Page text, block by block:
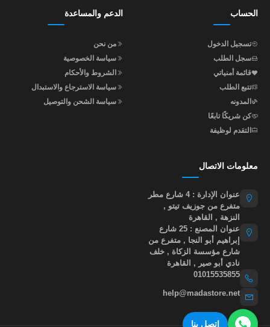
اتصل بنا
الحساب
تسجيل الدخول
سجل الطلب
قائمة أمنياتي
تتبع الطلب
المدونه
كن شريكًا تابعًا
التقدم لوظيفة
الدعم والمساعدة
من نحن
سياسة الخصوصية
الشروط والأحكام
سياسة الاسترجاع والاستبدال
سياسة الشحن والتوصيل
معلومات الاتصال
عنوان الإدارة : 4 شارع مطر
متفرع من جوزيف تيتو ,
النزهة , القاهرة
عنوان المصنع : 25 شارع
إبراهيم أبو النجا , متفرع من
شارع مؤسسة الزكاة , خلف
نادي أبو صير , القاهرة
01015535855
help@madastore.net